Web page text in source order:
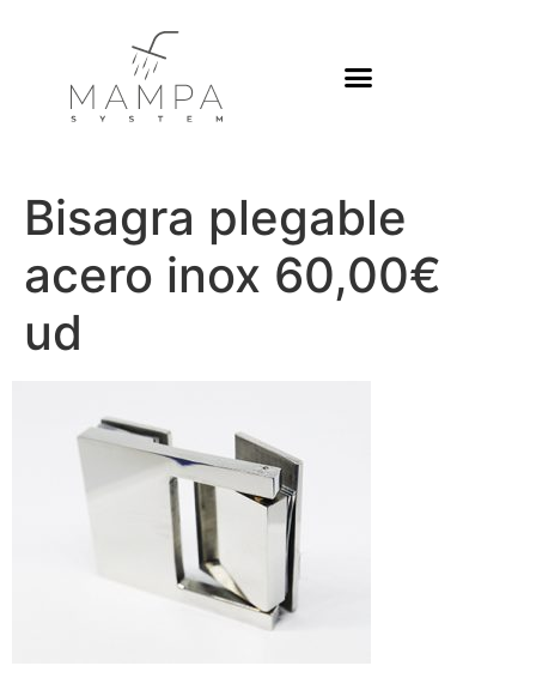
Bisagra plegable
acero inox 60,00€
ud